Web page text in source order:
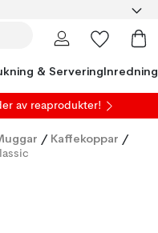
& ServeringInredning
av reaprodukter!
/ Kaffekoppar /